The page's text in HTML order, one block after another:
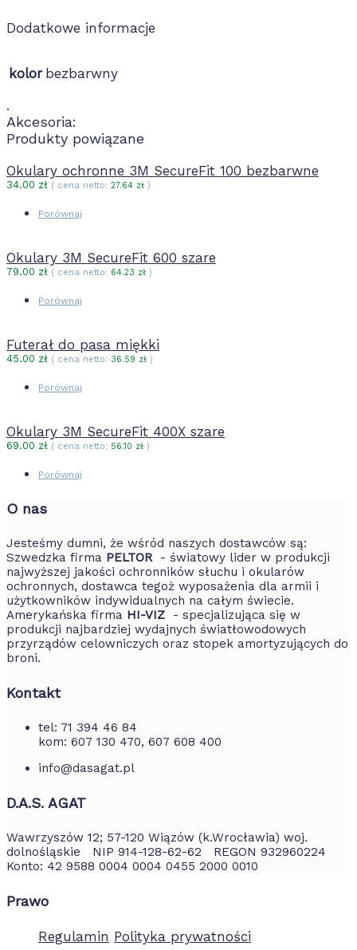
Dodatkowe informacje
kolor bezbarwny
.
Akcesoria:
Produkty powiązane
Okulary ochronne 3M SecureFit 100 bezbarwne
34.00 zł ( cena netto: 27.64 zł )
Porównaj
Okulary 3M SecureFit 600 szare
79.00 zł ( cena netto: 64.23 zł )
Porównaj
Futerał do pasa miękki
45.00 zł ( cena netto: 36.59 zł )
Porównaj
Okulary 3M SecureFit 400X szare
69.00 zł ( cena netto: 56.10 zł )
Porównaj
O nas
Jesteśmy dumni, że wśród naszych dostawców są:
Szwedzka firma PELTOR- światowy lider w produkcji
najwyższej jakości ochronników słuchu i okularów
ochronnych, dostawca tegoż wyposażenia dla armii i
użytkowników indywidualnych na całym świecie.
Amerykańska firma HI-VIZ - specjalizująca się w
produkcji najbardziej wydajnych światłowodowych
przyrządów celowniczych oraz stopek amortyzujących do
broni.
Kontakt
tel: 71 394 46 84
kom: 607 130 470, 607 608 400
info@dasagat.pl
D.A.S. AGAT
Wawrzyszów 12; 57-120 Wiązów (k.Wrocławia) woj.
dolnośląskie NIP 914-128-62-62 REGON 932960224
Konto: 42 9588 0004 0004 0455 2000 0010
Prawo
Regulamin Polityka prywatności